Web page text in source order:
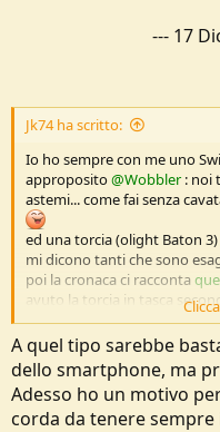
--- 17
Jk74 ha scritto:
Io ho sempre con me uno
approposito@Wobbler: noi
astemi... come fai senza
ed una torcia (olight Baton 3)
mi dicono tanti che sono
poi la cronaca ci racconta
avuto la torcia in tasca
guardando dove metteva i
Tutto utile nulla è
situazione in cui lo diventa,
poi nel marsupio ho anche
roba, ma si può dire che i 2
A quel tipo sarebbe
dello smartphone, ma
Adesso ho un motivo
corda da tenere sempre